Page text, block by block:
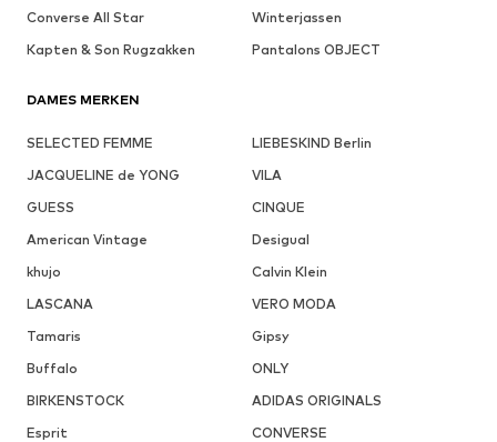
Converse All Star
Winterjassen
Kapten & Son Rugzakken
Pantalons OBJECT
DAMES MERKEN
SELECTED FEMME
LIEBESKIND Berlin
JACQUELINE de YONG
VILA
GUESS
CINQUE
American Vintage
Desigual
khujo
Calvin Klein
LASCANA
VERO MODA
Tamaris
Gipsy
Buffalo
ONLY
BIRKENSTOCK
ADIDAS ORIGINALS
Esprit
CONVERSE